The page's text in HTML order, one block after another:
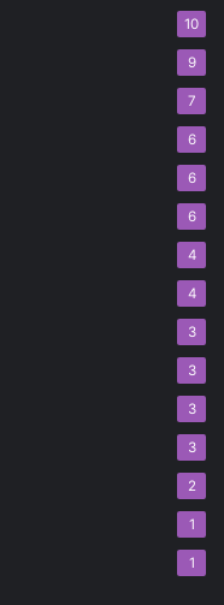
10
9
7
6
6
6
4
4
3
3
3
3
2
1
1